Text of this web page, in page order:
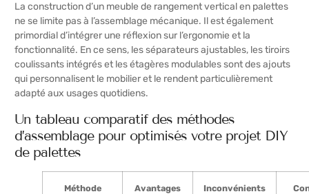
La construction d’un meuble de rangement vertical en palettes
ne se limite pas à l’assemblage mécanique. Il est également
primordial d’intégrer une réflexion sur l’ergonomie et la
fonctionnalité. En ce sens, les séparateurs ajustables, les tiroirs
coulissants intégrés et les étagères modulables sont des ajouts
qui personnalisent le mobilier et le rendent particulièrement
adapté aux usages quotidiens.
Un tableau comparatif des méthodes
d’assemblage pour optimisés votre projet DIY
de palettes
Méthode
Avantages Inconvénients